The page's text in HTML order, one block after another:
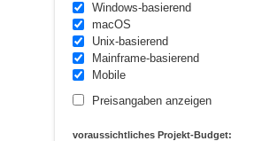
Windows-basierend
macOS
Unix-basierend
Mainframe-basierend
Mobile
Preisangaben anzeigen
voraussichtliches Projekt-Budget: